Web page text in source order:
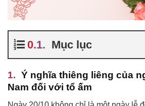
Mục lục
Ý nghĩa thiêng liêng của
Nam đối với tổ ấm